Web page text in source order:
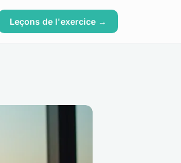
Leçons de l'exercice →